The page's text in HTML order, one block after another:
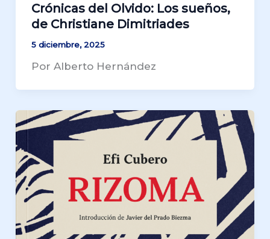
Crónicas del Olvido: Los sueños,
de Christiane Dimitriades
5 diciembre, 2025
Por Alberto Hernández